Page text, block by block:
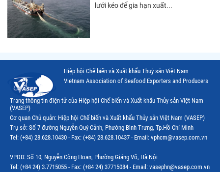
Thị trường Việt Nam
lưới kéo để gia hạn xuất...
Hiệp hội Chế biến và Xuất khẩu Thuỷ sản Việt Nam
Vietnam Association of Seafood Exporters and Producers
Trang thông tin điện tử của Hiệp hội Chế biến và Xuất khẩu Thủy sản Việt Nam
(VASEP)
Cơ quan Chủ quản: Hiệp hội Chế biến và Xuất khẩu Thủy sản Việt Nam (VASEP)
Trụ sở: Số 7 đường Nguyễn Quý Cảnh, Phường Bình Trưng, Tp.Hồ Chí Minh
Tel: (+84) 28.628.10430 - Fax: (+84) 28.628.10437 - Email: vphcm@vasep.com.vn
VPĐD: Số 10, Nguyễn Công Hoan, Phường Giảng Võ, Hà Nội
Tel: (+84 24) 3.7715055 - Fax: (+84 24) 37715084 - Email: vasephn@vasep.com.vn